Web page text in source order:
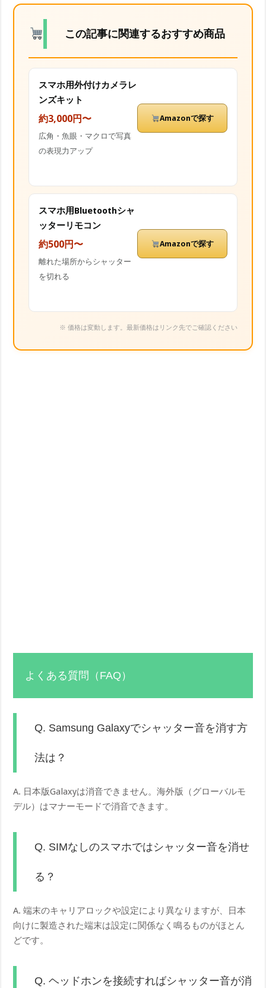
この記事に関連するおすすめ商品
スマホ用外付けカメラレ
ンズキット
約3,000円〜
広角・魚眼・マクロで写真
の表現力アップ
Amazonで探す
スマホ用Bluetoothシャ
ッターリモコン
約500円〜
離れた場所からシャッター
を切れる
Amazonで探す
※ 価格は変動します。最新価格はリンク先でご確認ください
よくある質問（FAQ）
Q. Samsung Galaxyでシャッター音を消す方
法は？
A. 日本版Galaxyは消音できません。海外版（グローバルモ
デル）はマナーモードで消音できます。
Q. SIMなしのスマホではシャッター音を消せ
る？
A. 端末のキャリアロックや設定により異なりますが、日本
向けに製造された端末は設定に関係なく鳴るものがほとん
どです。
Q. ヘッドホンを接続すればシャッター音が消